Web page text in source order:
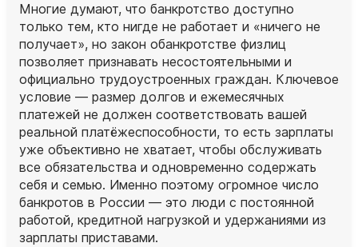
Многие думают, что банкротство доступно
только тем, кто нигде не работает и «ничего не
получает», но закон обанкротстве физлиц
позволяет признавать несостоятельными и
официально трудоустроенных граждан. Ключевое
условие — размер долгов и ежемесячных
платежей не должен соответствовать вашей
реальной платёжеспособности, то есть зарплаты
уже объективно не хватает, чтобы обслуживать
все обязательства и одновременно содержать
себя и семью. Именно поэтому огромное число
банкротов в России — это люди с постоянной
работой, кредитной нагрузкой и удержаниями из
зарплаты приставами.